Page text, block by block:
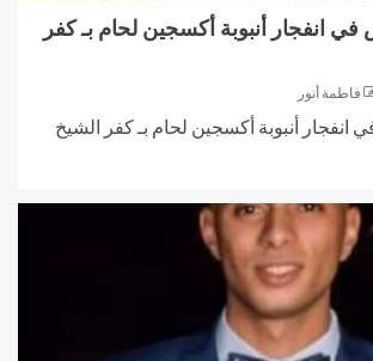
في انفجار أنبوبة أكسجين لحام بـ كفر
فاطمة أنور
في انفجار أنبوبة أكسجين لحام بـ كفر الشيخ